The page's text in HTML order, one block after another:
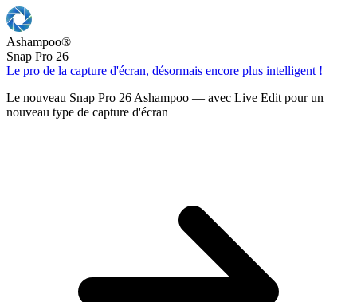
Ashampoo®
Snap Pro 26
Le pro de la capture d'écran, désormais encore plus intelligent !
Le nouveau Snap Pro 26 Ashampoo — avec Live Edit pour un
nouveau type de capture d'écran